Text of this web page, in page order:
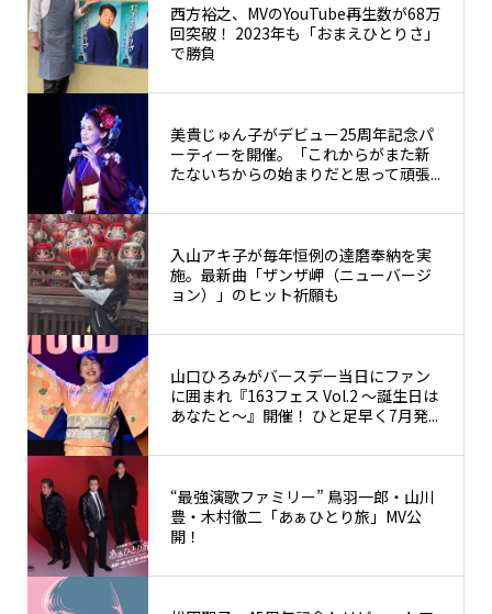
西方裕之、MVのYouTube再生数が68万
回突破！ 2023年も「おまえひとりさ」
で勝負
美貴じゅん子がデビュー25周年記念パ
ーティーを開催。「これからがまた新
たないちからの始まりだと思って頑張...
入山アキ子が毎年恒例の達磨奉納を実
施。最新曲「ザンザ岬（ニューバージ
ョン）」のヒット祈願も
山口ひろみがバースデー当日にファン
に囲まれ『163フェス Vol.2 〜誕生日は
あなたと〜』開催！ ひと足早く7月発...
“最強演歌ファミリー” 鳥羽一郎・山川
豊・木村徹二「あぁひとり旅」MV公
開！